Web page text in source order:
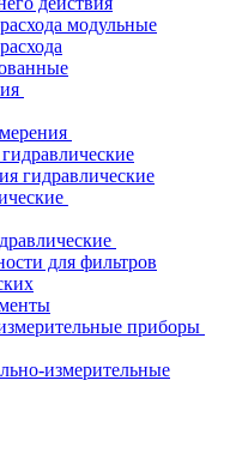
модульные
гидравлические
для фильтров
приборы
измерительные